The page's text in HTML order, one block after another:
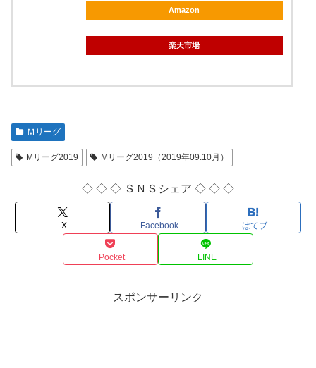
Amazon
楽天市場
Ｍリーグ
Mリーグ2019 Mリーグ2019（2019年09.10月）
◇ ◇ ◇ ＳＮＳシェア ◇ ◇ ◇
X Facebook はてブ
Pocket LINE
スポンサーリンク